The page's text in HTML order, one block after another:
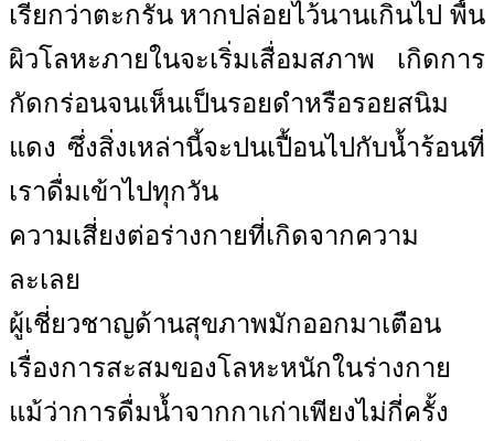
เรียกว่าตะกรัน หากปล่อยไว้นานเกินไป พื้น
ผิวโลหะภายในจะเริ่มเสื่อมสภาพ เกิดการ
กัดกร่อนจนเห็นเป็นรอยดำหรือรอยสนิม
แดง ซึ่งสิ่งเหล่านี้จะปนเปื้อนไปกับน้ำร้อนที่
เราดื่มเข้าไปทุกวัน
ความเสี่ยงต่อร่างกายที่เกิดจากความ
ละเลย
ผู้เชี่ยวชาญด้านสุขภาพมักออกมาเตือน
เรื่องการสะสมของโลหะหนักในร่างกาย
แม้ว่าการดื่มน้ำจากกาเก่าเพียงไม่กี่ครั้ง